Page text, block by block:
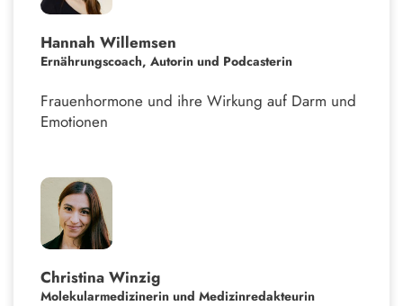
Hannah Willemsen
Ernährungscoach, Autorin und Podcasterin
Frauenhormone und ihre Wirkung auf Darm und
Emotionen
Christina Winzig
Molekularmedizinerin und Medizinredakteurin